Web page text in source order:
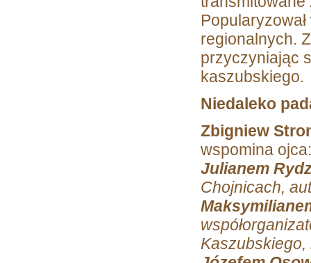
regionalnych.
przyczyniając
kaszubskiego.
Niedaleko
Zbigniew
wspomina ojca:
Julianem
Chojnicach,
Kaszubskiego,